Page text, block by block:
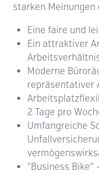
starken Meinungen
Eine faire und
Ein attraktiver
Moderne
repräsentativer
2 Tage pro
Umfangreiche
"Business Bike"